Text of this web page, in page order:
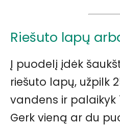
Riešuto lapų
Į puodelį įdėk
riešuto lapų, užpilk
vandens ir palaikyk
Gerk vieną ar du